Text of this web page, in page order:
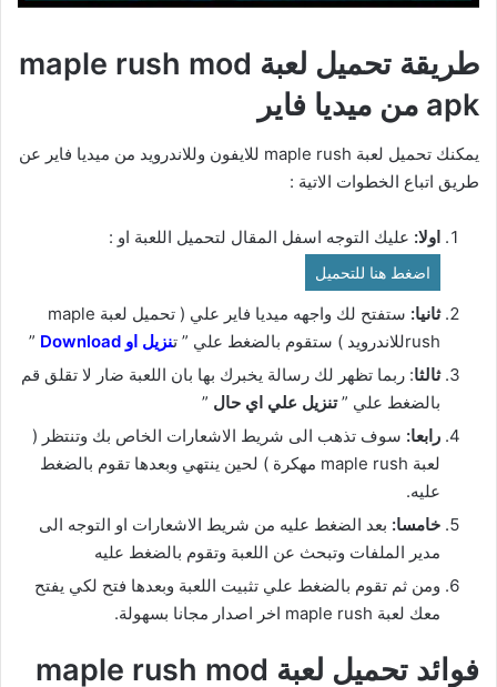
طريقة تحميل لعبة maple rush mod
apk من ميديا فاير
يمكنك تحميل لعبة maple rush للايفون وللاندرويد من ميديا فاير عن
طريق اتباع الخطوات الاتية :
اولا: عليك التوجه اسفل المقال لتحميل اللعبة او :
اضغط هنا للتحميل
ثانيا:
ستفتح لك واجهه ميديا فاير علي ( تحميل لعبة maple
rushللاندرويد ) ستقوم بالضغط علي ” ت
نزيل او Download
”
ثالثا: ربما تظهر لك رسالة يخبرك بها بان اللعبة ضار لا تقلق قم
بالضغط علي ”تنزيل علي اي حال ”
رابعا: سوف تذهب الى شريط الاشعارات الخاص بك وتنتظر (
لعبة maple rush مهكرة ) لحين ينتهي وبعدها تقوم بالضغط
عليه.
خامسا: بعد الضغط عليه من شريط الاشعارات او التوجه الى
مدير الملفات وتبحث عن اللعبة وتقوم بالضغط عليه
ومن ثم تقوم بالضغط علي تثبيت اللعبة وبعدها فتح لكي يفتح
معك لعبة maple rush اخر اصدار مجانا بسهولة.
فوائد تحميل لعبة maple rush mod